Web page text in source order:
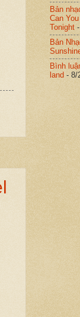
Bản
Can
Tonight
Bản
Bình
land - 8/